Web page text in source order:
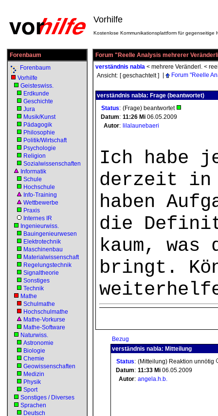
Vorhilfe
Kostenlose Kommunikationsplattform für gegenseitige
Forenbaum
Forenbaum
Vorhilfe
Geisteswiss.
Erdkunde
Geschichte
Jura
Musik/Kunst
Pädagogik
Philosophie
Politik/Wirtschaft
Psychologie
Religion
Sozialwissenschaften
Informatik
Schule
Hochschule
Info-Training
Wettbewerbe
Praxis
Internes IR
Ingenieurwiss.
Bauingenieurwesen
Elektrotechnik
Maschinenbau
Materialwissenschaft
Regelungstechnik
Signaltheorie
Sonstiges
Technik
Mathe
Schulmathe
Hochschulmathe
Mathe-Vorkurse
Mathe-Software
Naturwiss.
Astronomie
Biologie
Chemie
Geowissenschaften
Medizin
Physik
Sport
Sonstiges / Diverses
Sprachen
Deutsch
Forum "Reelle Analysis mehrerer
verständnis nabla < mehrere Veränderl. <
Ansicht: [ geschachtelt ] Forum "Reelle
verständnis nabla: Frage (beantwortet)
Status: (Frage) beantwortet
Datum: 11:26 Mi 06.05.2009
Autor: lilalaunebaeri
Ich habe
derzeit in
haben
die
kaum, was
bringt.
Bezug
verständnis nabla: Mitteilung
Status: (Mitteilung) Reaktion unnötig
Datum: 11:33 Mi 06.05.2009
Autor: angela.h.b.